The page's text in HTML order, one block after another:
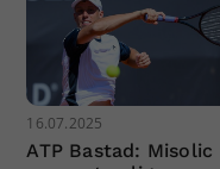
16.07.2025
ATP Bastad: Misolic